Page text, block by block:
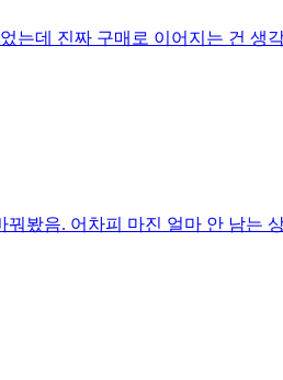
는데 진짜 구매로 이어지는 건 생
봤음. 어차피 마진 얼마 안 남는